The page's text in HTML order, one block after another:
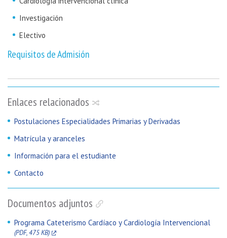
Enlaces relacionados
Postulaciones Especialidades Primarias y Derivadas
Matrícula y aranceles
Información para el estudiante
Contacto
Documentos adjuntos
Programa Cateterismo Cardíaco y Cardiología Intervencional
(PDF, 475 KB)
Investigación
Electivo
Requisitos de Admisión